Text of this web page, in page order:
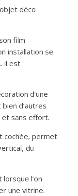
déco
film
installation se
il est
d’une
d’autres
et sans effort.
cochée, permet
du
l’on
une vitrine.